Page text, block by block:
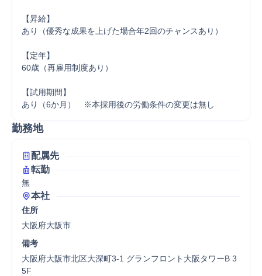
【昇給】
あり（優秀な成果を上げた場合年2回のチャンスあり）
【定年】
60歳（再雇用制度あり）
【試用期間】
勤務地
配属先
転勤
無
本社
住所
大阪府大阪市
備考
大阪府大阪市北区大深町3-1 グランフロント大阪タワーB 3
5F